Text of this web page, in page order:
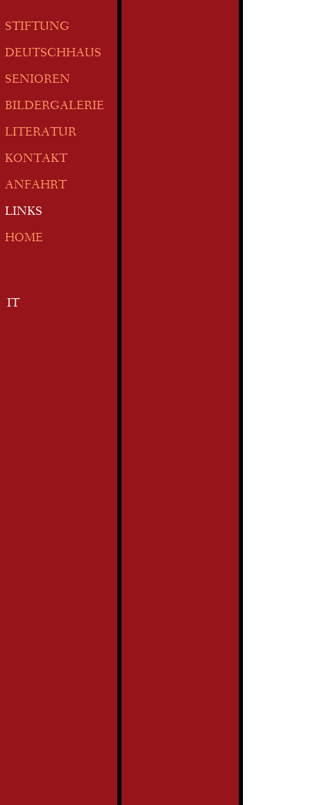
STIFTUNG
DEUTSCHHAUS
SENIOREN
BILDERGALERIE
LITERATUR
KONTAKT
ANFAHRT
LINKS
HOME
IT